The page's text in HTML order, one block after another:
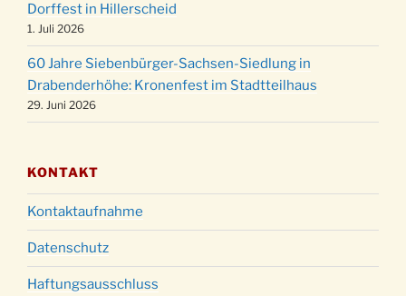
24.12.
Christmette mit der ev. Jugend in der Kirche
um 23:00 Uhr
31.12.
Gottesdienst zu Silvester in der Kirche um
18:00 Uhr
Dorffest in Hillerscheid
1. Juli 2026
60 Jahre Siebenbürger-Sachsen-Siedlung in
Drabenderhöhe: Kronenfest im Stadtteilhaus
29. Juni 2026
KONTAKT
Kontaktaufnahme
Datenschutz
Haftungsausschluss